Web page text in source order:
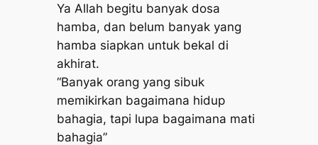
Ya Allah begitu banyak dosa
hamba, dan belum banyak yang
hamba siapkan untuk bekal di
akhirat.
“Banyak orang yang sibuk
memikirkan bagaimana hidup
bahagia, tapi lupa bagaimana mati
bahagia”